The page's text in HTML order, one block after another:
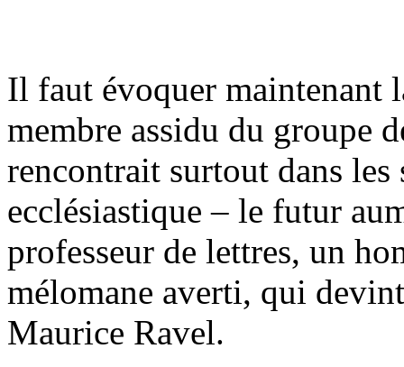
Il faut évoquer maintenant
membre assidu du groupe
rencontrait surtout dans les
ecclésiastique – le futur
professeur de lettres, un
mélomane averti, qui
Maurice Ravel.